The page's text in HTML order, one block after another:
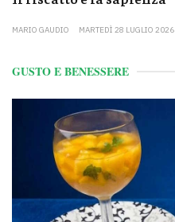
MARIO GAUDIO MARTEDÌ 28 LUGLIO 2026
GUSTO E BENESSERE